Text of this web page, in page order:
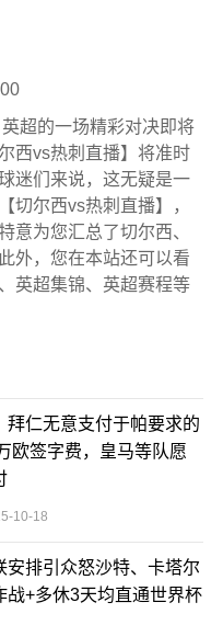
超的一场精彩对决即将
西vs热刺直播】将准时
迷们来说，这无疑是一
切尔西vs热刺直播】，
意为您汇总了切尔西、
外，您在本站还可以看
英超集锦、英超赛程等
拜仁无意支付于帕要求的
欧签字费，皇马等队愿
10-18
安排引众怒沙特、卡塔尔
战+多休3天均直通世界杯